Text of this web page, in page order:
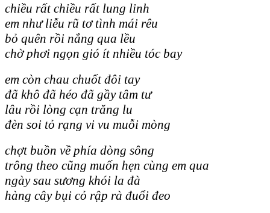
chiều rất chiều rất lung linh
em như liễu rũ tơ tình mái rêu
bỏ quên rồi nắng qua lều
chờ phơi ngọn gió ít nhiều tóc bay
em còn chau chuốt đôi tay
đã khô đã héo đã gầy tâm tư
lâu rồi lòng cạn trăng lu
đèn soi tỏ rạng vi vu muỗi mòng
chợt buồn về phía dòng sông
trông theo cũng muốn hẹn cùng em qua
ngày sau sương khói la đà
hàng cây bụi cỏ rập rà đuổi đeo